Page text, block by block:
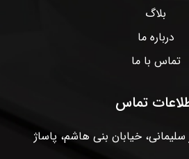
بلاگ
درباره ما
تماس با ما
تماس
سلیمانی، خیابان بنی هاشم، پاساژ